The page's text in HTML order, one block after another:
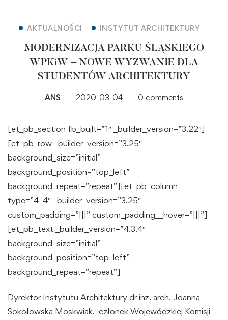
AKTUALNOŚCI INSTYTUT ARCHITEKTURY
MODERNIZACJA PARKU ŚLĄSKIEGO
WPKiW – NOWE WYZWANIE DLA
STUDENTÓW ARCHITEKTURY
ANS 2020-03-04 0 comments
[et_pb_section fb_built=”1″ _builder_version=”3.22″]
[et_pb_row _builder_version=”3.25″
background_size=”initial”
background_position=”top_left”
background_repeat=”repeat”][et_pb_column
type=”4_4″ _builder_version=”3.25″
custom_padding=”|||” custom_padding__hover=”|||”]
[et_pb_text _builder_version=”4.3.4″
background_size=”initial”
background_position=”top_left”
background_repeat=”repeat”]
Dyrektor Instytutu Architektury dr inż. arch. Joanna
Sokołowska Moskwiak, członek Wojewódzkiej Komisji